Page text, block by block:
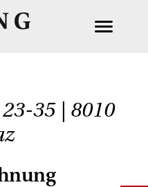
35 | 8010